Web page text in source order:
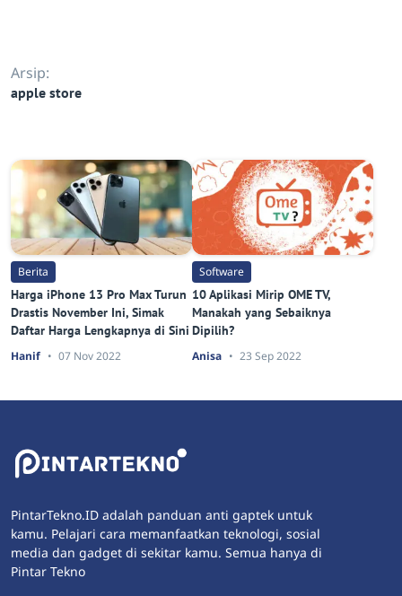
Arsip:
apple store
Berita
Harga iPhone 13 Pro Max Turun
Drastis November Ini, Simak
Daftar Harga Lengkapnya di Sini
Hanif 07 Nov 2022
Software
10 Aplikasi Mirip OME TV,
Manakah yang Sebaiknya
Dipilih?
Anisa 23 Sep 2022
PintarTekno.ID adalah panduan anti gaptek untuk
kamu. Pelajari cara memanfaatkan teknologi, sosial
media dan gadget di sekitar kamu. Semua hanya di
Pintar Tekno